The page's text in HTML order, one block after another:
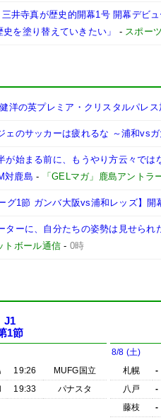
井寺真が歴史的開幕1号 開幕デビ
史を塗り替えていきたい」
- スポー
洋の英プレミア・クリスタルパレ
ェのサッカーは疲れるな ～浦和vsガ
が始まる前に、もうやり方云々で
対鹿島 - 「GELマガ」鹿島アント
グ1節 ガンバ大阪vs浦和レッズ】
ターに、自分たちの姿勢は見せられ
トボール通信 - 0時
J1
1節
19:26
MUFG国立
19:33
パナスタ
8/8 (土)
札幌
-
八戸
-
藤枝
-